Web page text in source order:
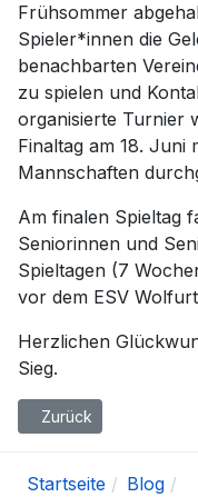
Frühsommer
Spieler*innen die
benachbarten
zu spielen und
organisierte Turnier
Finaltag am 18. Juni
Mannschaften
Am finalen Spieltag
Seniorinnen und
Spieltagen (7
vor dem ESV
Herzlichen
Sieg.
Vorheriger Beitrag: 50
Zurück
Startseite
Blog